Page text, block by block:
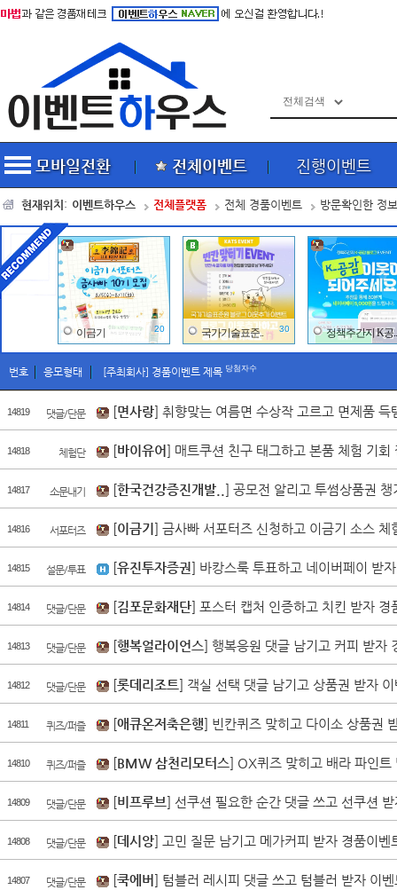
모바일전환 전체이벤트 진행이벤트
현재위치 : 이벤트하우스 전체플랫폼 전체 경품이벤트 방문확인한 정보
정책주간지 K공..
이금기 20
면사랑 10 공영쇼핑
국가기술표준.. 30
한국공항공사 193
번호 응모형태 [주최회사] 경품이벤트 제목 당첨자수
14819 댓글/단문 [면사랑] 취향맞는 여름면 수상작 고르고 면제품
14818 체험단 [바이유어 ] 매트쿠션 친구 태그하고 본품 체험 기
14817 소문내기 [한국건강증진개발.. ] 공모전 알리고 투썸상품권
14816 서포터즈 [이금기 ] 금사빠 서포터즈 신청하고 이금기 소스
14815 설문/투표 [유진투자증권 ] 바캉스룩 투표하고 네이버페이 받
14814 댓글/단문 [김포문화재단] 포스터 캡처 인증하고 치킨 받자
14813 댓글/단문 [행복얼라이언스] 행복응원 댓글 남기고 커피 받자
14812 댓글/단문 [롯데리조트] 객실 선택 댓글 남기고 상품권 받자
14811 퀴즈/퍼즐 [애큐온저축은행] 빈칸퀴즈 맞히고 다이소 상품권
14810 퀴즈/퍼즐 [BMW 삼천리모터스] OX퀴즈 맞히고 배라 파인
14809 댓글/단문 [비프루브] 선쿠션 필요한 순간 댓글 쓰고 선쿠션
14808 댓글/단문 [데시앙] 고민 질문 남기고 메가커피 받자 경품이벤
14807 댓글/단문 [쿡에버 ] 텀블러 레시피 댓글 쓰고 텀블러 받자 이